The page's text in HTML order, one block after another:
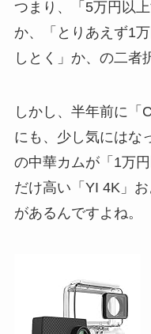
つまり、「5万円以
か、「とりあえず1
しとく」か、の二者
しかし、半年前に「
にも、少し気にはな
の中華カムが「1万
だけ高い「YI 4K」
があるんですよね。